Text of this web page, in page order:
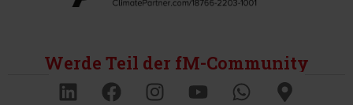
Werde Teil der fM-Community